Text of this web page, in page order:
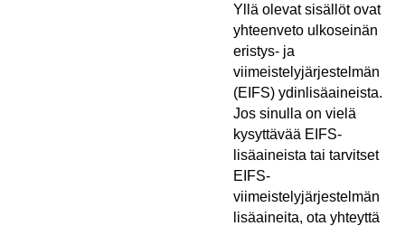
Yllä olevat sisällöt ovat
yhteenveto ulkoseinän
eristys- ja
viimeistelyjärjestelmän
(EIFS) ydinlisäaineista.
Jos sinulla on vielä
kysyttävää EIFS-
lisäaineista tai tarvitset
EIFS-
viimeistelyjärjestelmän
lisäaineita, ota yhteyttä